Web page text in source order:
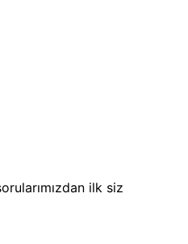
ilk siz